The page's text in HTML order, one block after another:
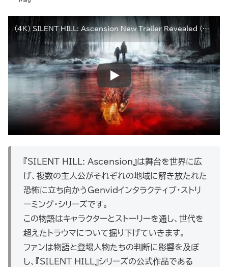
(4K) SILENT HILL: Ascension New Trailer Revealed (4K subtitled) | KONAMI
『SILENT HILL: Ascension』は舞台を世界に広
げ、複数の主人公がそれぞれの地域に解き放たれた
恐怖に立ち向かうGenvidインタラクティブ・ストリ
ーミング・シリーズです。
この物語はキャラクターとストーリーを通し、世代を
超えたトラウマについて掘り下げていきます。
ファンは物語と登場人物たちの判断に影響を及ぼ
し、『SILENT HILL』シリーズの公式作品である